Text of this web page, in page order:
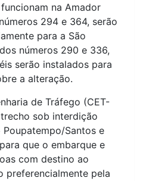
na Amador
294 e 364, serão
para a São
números 290 e 336,
serão instalados para
a alteração.
de Tráfego (CET-
sob interdição
Santos e
que o embarque e
com destino ao
preferencialmente pela